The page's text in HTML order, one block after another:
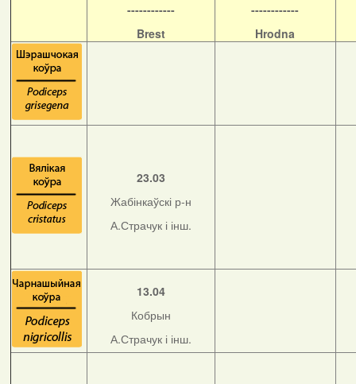
------------
Brest
------------
Hrodna
23.03
Жабінкаўскі р-н
А.Страчук і інш.
13.04
Кобрын
А.Страчук і інш.